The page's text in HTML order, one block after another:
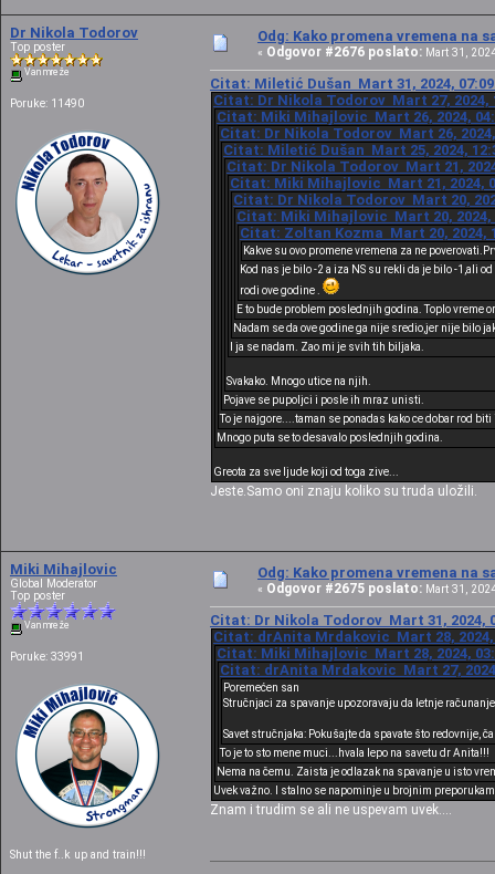
Dr Nikola Todorov
Top poster
Van mreže
Poruke: 11490
Odg: Kako promena vremena na
« Odgovor #2676 poslato: Mart 31,
Citat: Miletić Dušan Mart 31, 2024,
Citat: Dr Nikola Todorov Mart 27, 2024,
Citat: Miki Mihajlovic Mart 26, 2024,
Citat: Dr Nikola Todorov Mart 26,
Citat: Miletić Dušan Mart 25, 2024,
Citat: Dr Nikola Todorov Mart 21,
Citat: Miki Mihajlovic Mart 21, 2024,
Citat: Dr Nikola Todorov Mart 20,
Citat: Miki Mihajlovic Mart 20, 2024,
Citat: Zoltan Kozma Mart 20, 2024,
Kakve su ovo promene vremena za ne
Kod nas je bilo -2 a iza NS su rekli da je bilo -1,ali
rodi ove godine .
E to bude problem poslednjih godina. Toplo vreme
Nadam se da ove godine ga nije sredio,jer nije bilo
I ja se nadam. Zao mi je svih tih biljaka.
Svakako. Mnogo utice na njih.
Pojave se pupoljci i posle ih mraz unisti.
To je najgore....taman se ponadas kako ce dobar rod biti
Mnogo puta se to desavalo poslednjih godina.
Greota za sve ljude koji od toga zive...
Jeste.Samo oni znaju koliko su truda uložili.
Miki Mihajlovic
Global Moderator
Top poster
Van mreže
Poruke: 33991
Shut the f..k up and train!!!
Odg: Kako promena vremena na
« Odgovor #2675 poslato: Mart 31,
Citat: Dr Nikola Todorov Mart 31, 2024,
Citat: drAnita Mrdakovic Mart 28, 2024,
Citat: Miki Mihajlovic Mart 28, 2024,
Citat: drAnita Mrdakovic Mart 27,
Poremećen san
Stručnjaci za spavanje upozoravaju da letnje
Savet stručnjaka: Pokušajte da spavate što redovnije,
To je to sto mene muci...hvala lepo na savetu dr Anita!!!
Nema na čemu. Zaista je odlazak na spavanje u isto
Uvek važno. I stalno se napominje u brojnim
Znam i trudim se ali ne uspevam uvek....